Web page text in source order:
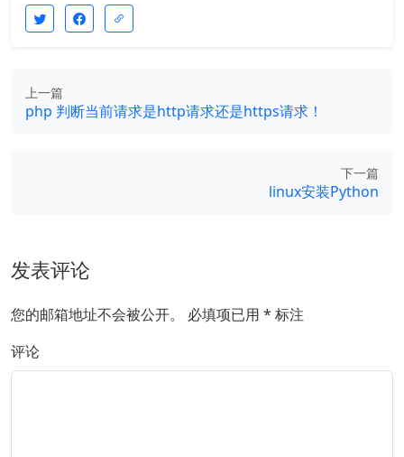
上一篇
php 判断当前请求是http请求还是https请求！
下一篇
linux安装Python
发表评论
您的邮箱地址不会被公开。 必填项已用 * 标注
评论